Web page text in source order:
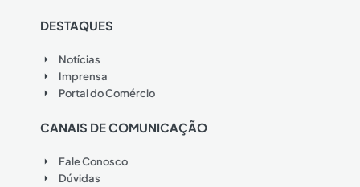
DESTAQUES
Notícias
Imprensa
Portal do Comércio
CANAIS DE COMUNICAÇÃO
Fale Conosco
Dúvidas